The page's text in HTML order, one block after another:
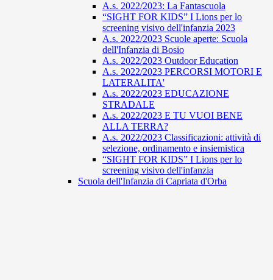
A.s. 2022/2023: La Fantascuola
“SIGHT FOR KIDS” I Lions per lo
screening visivo dell'infanzia 2023
A.s. 2022/2023 Scuole aperte: Scuola
dell'Infanzia di Bosio
A.s. 2022/2023 Outdoor Education
A.s. 2022/2023 PERCORSI MOTORI E
LATERALITA'
A.s. 2022/2023 EDUCAZIONE
STRADALE
A.s. 2022/2023 E TU VUOI BENE
ALLA TERRA?
A.s. 2022/2023 Classificazioni: attività di
selezione, ordinamento e insiemistica
“SIGHT FOR KIDS” I Lions per lo
screening visivo dell'infanzia
Scuola dell'Infanzia di Capriata d'Orba